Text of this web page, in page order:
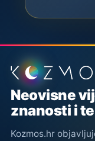
Podnožje
Neovisne
znanosti i
Kozmos.hr